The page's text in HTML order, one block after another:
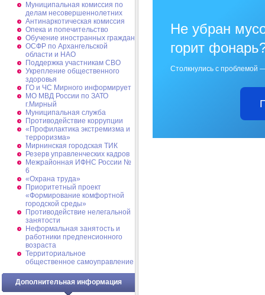
Муниципальная комиссия по
делам несовершеннолетних
Антинаркотическая комиссия
Опека и попечительство
Обучение иностранных граждан
ОСФР по Архангельской
области и НАО
Поддержка участникам СВО
Укрепление общественного
здоровья
ГО и ЧС Мирного информирует
МО МВД России по ЗАТО
г.Мирный
Муниципальная cлужба
Противодействие коррупции
«Профилактика экстремизма и
терроризма»
Мирнинская городская ТИК
Резерв управленческих кадров
Межрайонная ИФНС России №
6
«Охрана труда»
Приоритетный проект
«Формирование комфортной
городской среды»
Противодействие нелегальной
занятости
Неформальная занятость и
работники предпенсионного
возраста
Территориальное
общественное самоуправление
Дополнительная информация
Не убран
горит
Столкнулись с проблемой